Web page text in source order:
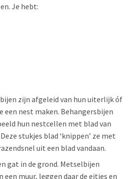
Je hebt:
bijen zijn afgeleid van hun uiterlijk óf
een nest maken. Behangersbijen
hun nestcellen met blad van
stukjes blad ‘knippen’ ze met
uit een blad vandaan.
gat in de grond. Metselbijen
een muur, leggen daar de eitjes en